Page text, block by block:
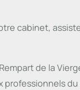
cabinet,
de la